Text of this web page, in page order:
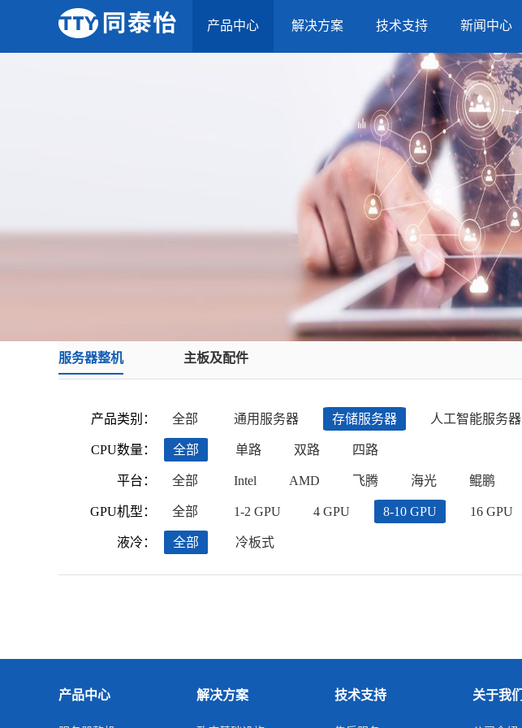
产品中心 解决方案 技术支持 新闻中心
服务器整机 主板及配件
产品类别：
CPU数量：
平台：
GPU机型：
液冷：
全部 通用服务器 存储服务器 人工智能服务器
全部 单路 双路 四路
全部 Intel AMD 飞腾 海光 鲲鹏
全部 1-2 GPU 4 GPU 8-10 GPU 16 GPU
全部 冷板式
产品中心 解决方案 技术支持 关于我们